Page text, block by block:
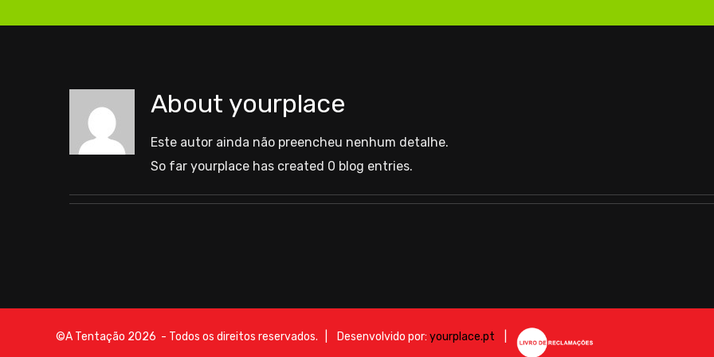
About yourplace
Este autor ainda não preencheu nenhum detalhe.
So far yourplace has created 0 blog entries.
©A Tentação 2026 - Todos os direitos reservados. | Desenvolvido por: yourplace.pt